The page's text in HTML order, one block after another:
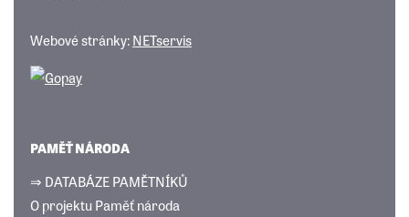
Webové stránky:NETservis
PAMĚŤ NÁRODA
⇒ DATABÁZE PAMĚTNÍKŮ
O projektu Paměť národa